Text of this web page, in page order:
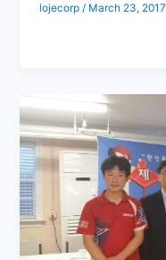
lojecorp / March 23, 2017